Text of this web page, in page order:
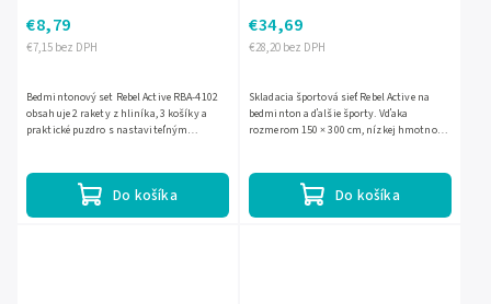
€7,15 bez DPH
€8,79
Do košíka
Bedmintonový set Rebel Active RBA-4102
obsahuje 2 rakety z hliníka, 3 košíky a
praktické puzdro s nastaviteľným
€28,20 bez DPH
€34,69
Do košíka
Skladacia športová sieť Rebel Active na
bedminton a ďalšie športy. Vďaka
rozmerom 150 × 300 cm, nízkej hmotnosti